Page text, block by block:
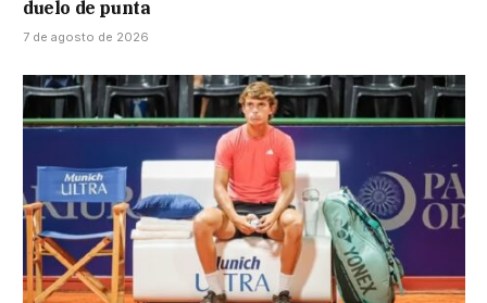
duelo de punta
7 de agosto de 2026